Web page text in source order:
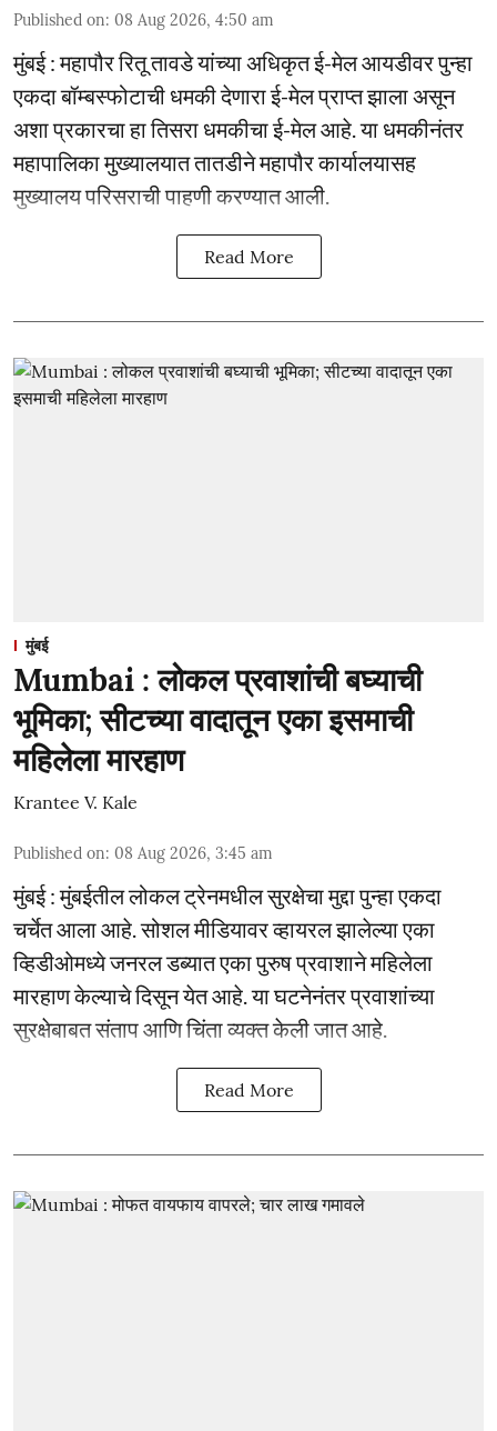
Published on: 08 Aug 2026, 4:50 am
मुंबई : महापौर रितू तावडे यांच्या अधिकृत ई-मेल आयडीवर पुन्हा
एकदा बॉम्बस्फोटाची धमकी देणारा ई-मेल प्राप्त झाला असून
अशा प्रकारचा हा तिसरा धमकीचा ई-मेल आहे. या धमकीनंतर
महापालिका मुख्यालयात तातडीने महापौर कार्यालयासह
मुख्यालय परिसराची पाहणी करण्यात आली.
Read More
मुंबई
Mumbai : लोकल प्रवाशांची बघ्याची
भूमिका; सीटच्या वादातून एका इसमाची
महिलेला मारहाण
Krantee V. Kale
Published on: 08 Aug 2026, 3:45 am
मुंबई : मुंबईतील लोकल ट्रेनमधील सुरक्षेचा मुद्दा पुन्हा एकदा
चर्चेत आला आहे. सोशल मीडियावर व्हायरल झालेल्या एका
व्हिडीओमध्ये जनरल डब्यात एका पुरुष प्रवाशाने महिलेला
मारहाण केल्याचे दिसून येत आहे. या घटनेनंतर प्रवाशांच्या
सुरक्षेबाबत संताप आणि चिंता व्यक्त केली जात आहे.
Read More